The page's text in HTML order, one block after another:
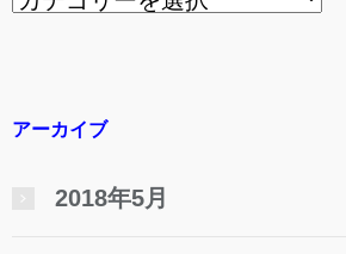
アーカイブ
2018年5月